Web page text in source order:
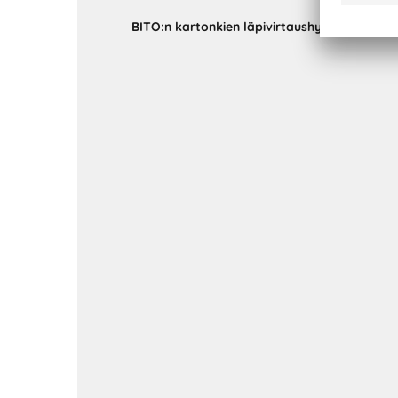
BITO:n kartonkien läpivirtaushylly käytössä